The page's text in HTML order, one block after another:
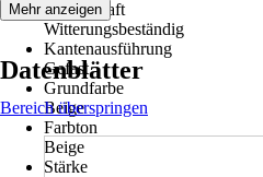
Eigenschaft
Witterungsbeständig
Kantenausführung
Gefast
Grundfarbe
Beige
Farbton
Beige
Stärke
Mehr anzeigen
Datenblätter
Bereich überspringen